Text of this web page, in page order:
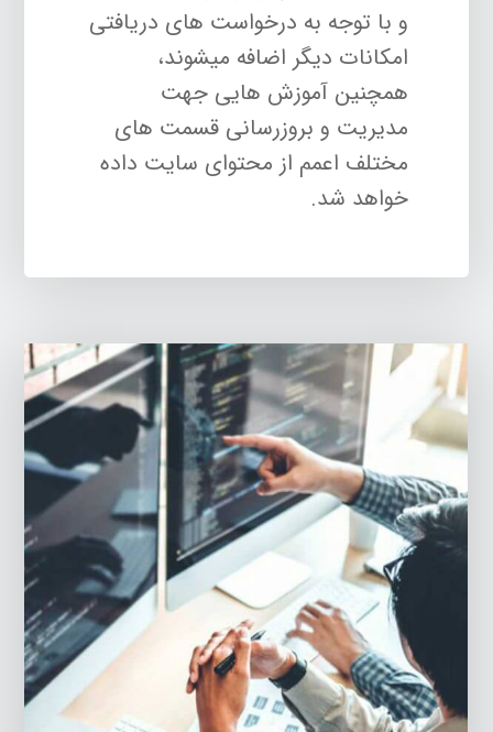
و با توجه به درخواست های دریافتی
امکانات دیگر اضافه میشوند،
همچنین آموزش هایی جهت
مدیریت و بروزرسانی قسمت های
مختلف اعمم از محتوای سایت داده
خواهد شد.